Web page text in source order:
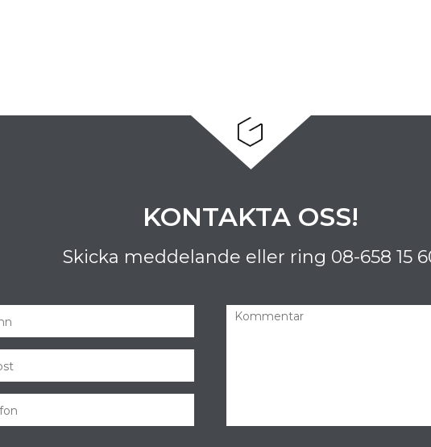
KONTAKTA OSS!
Skicka meddelande eller ring 08-658 15